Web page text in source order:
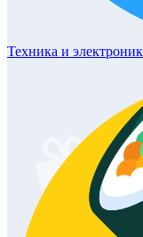
Техника и